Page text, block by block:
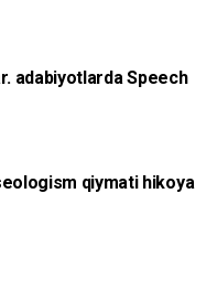
adabiyotlarda Speech
qiymati hikoya